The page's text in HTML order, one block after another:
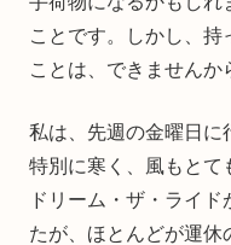
ことです。しかし、持
ことは、できませんか
私は、先週の金曜日に
特別に寒く、風もとて
ドリーム・ザ・ライ
たが、ほとんどが運休